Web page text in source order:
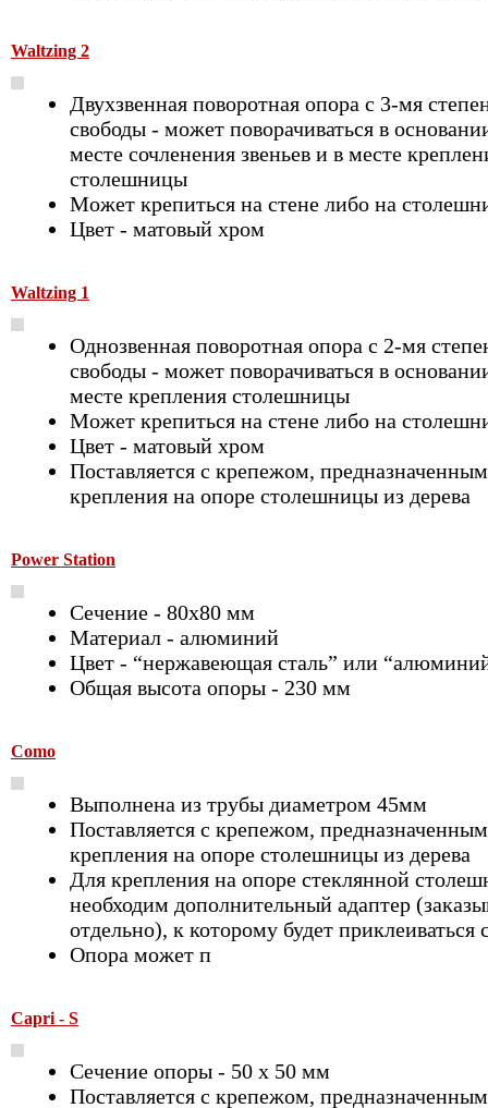
Waltzing 2
Двухзвенная поворотная опора с 3-мя
свободы - может поворачиваться в
месте сочленения звеньев и в месте
столешницы
Может крепиться на стене либо на
Цвет - матовый хром
Waltzing 1
Однозвенная поворотная опора с 2-мя
свободы - может поворачиваться в
месте крепления столешницы
Может крепиться на стене либо на
Цвет - матовый хром
Поставляется с крепежом,
крепления на опоре столешницы из дерева
Power Station
Сечение - 80х80 мм
Материал - алюминий
Цвет - “нержавеющая сталь” или
Общая высота опоры - 230 мм
Como
Выполнена из трубы диаметром 45мм
Поставляется с крепежом,
крепления на опоре столешницы из дерева
Для крепления на опоре стеклянной
необходим дополнительный адаптер
отдельно), к которому будет приклеиваться
Опора может п
Capri - S
Сечение опоры - 50 х 50 мм
Поставляется с крепежом,